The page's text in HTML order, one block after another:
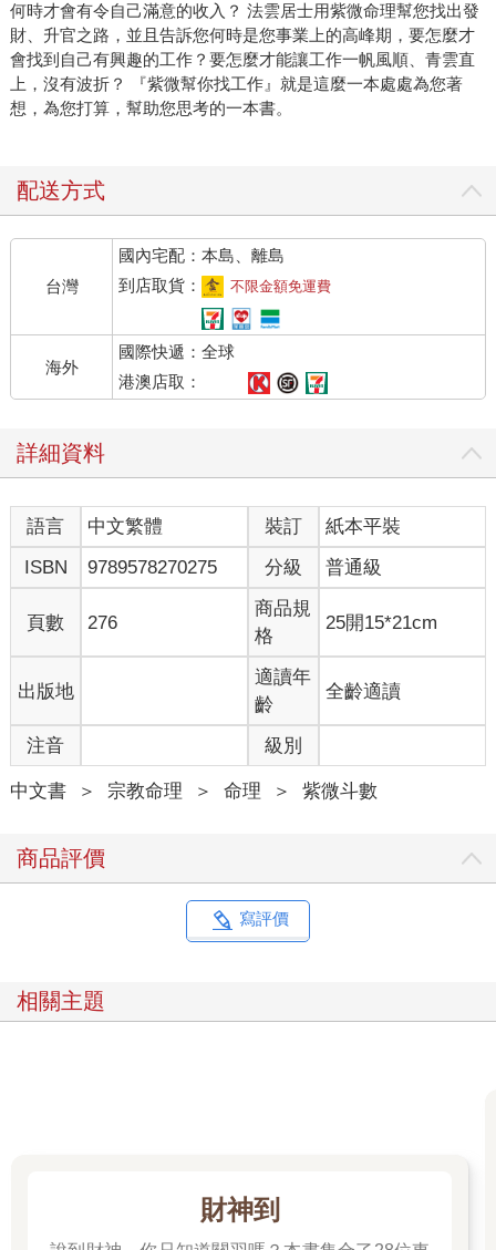
何時才會有令自己滿意的收入？ 法雲居士用紫微命理幫您找出發
財、升官之路，並且告訴您何時是您事業上的高峰期，要怎麼才
會找到自己有興趣的工作？要怎麼才能讓工作一帆風順、青雲直
上，沒有波折？ 『紫微幫你找工作』就是這麼一本處處為您著
想，為您打算，幫助您思考的一本書。
配送方式
台灣
國內宅配：本島、離島
到店取貨：
不限金額免運費
海外
國際快遞：全球
港澳店取：
詳細資料
語言 中文繁體 裝訂
紙本平裝
ISBN
9789578270275 分級 普通級
頁數 276
商品規
格
25開15*21cm
出版地
適讀年
齡
全齡適讀
注音 級別
中文書 ＞ 宗教命理 ＞ 命理 ＞ 紫微斗數
商品評價
寫評價
相關主題
財神到